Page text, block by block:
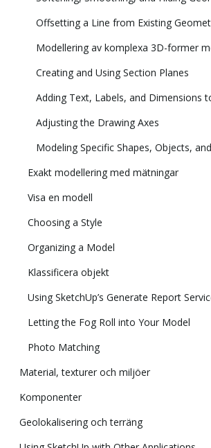
Offsetting a Line from Existing
Modellering av komplexa 3D-former
Creating and Using Section Planes
Adding Text, Labels, and Dimensions
Adjusting the Drawing Axes
Exakt modellering med mätningar
Visa en modell
Choosing a Style
Organizing a Model
Klassificera objekt
Using SketchUp’s Generate Report
Letting the Fog Roll into Your Model
Photo Matching
Material, texturer och miljöer
Komponenter
Geolokalisering och terräng